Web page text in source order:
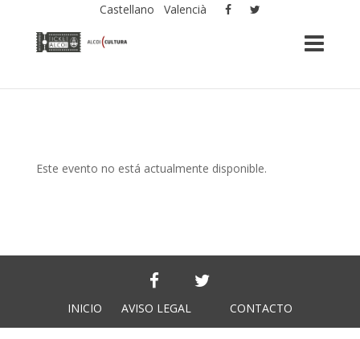
Castellano Valencià
Este evento no está actualmente disponible.
INICIO AVISO LEGAL CONTACTO